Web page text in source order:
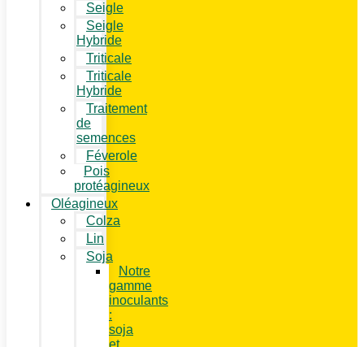
Seigle
Seigle
Hybride
Triticale
Triticale
Hybride
Traitement
de
semences
Féverole
Pois
protéagineux
Oléagineux
Colza
Lin
Soja
Notre
gamme
inoculants
:
soja
et